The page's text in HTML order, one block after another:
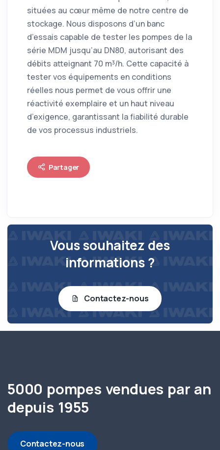
situées au cœur même de notre centre de
stockage. Nous disposons d’un banc
d’essais capable de tester les pompes de la
série MDM jusqu’au DN80, autorisant des
débits atteignant 70 m³/h. Cette capacité à
tester vos équipements en conditions
réelles nous permet de vous offrir une
réactivité exemplaire et un haut niveau
d’exigence, garantissant la fiabilité durable
de vos processus industriels.
Partager
Vous souhaitez des
informations ?
Contactez-nous
5000 pompes vendues par an
depuis 1955
Contactez-nous